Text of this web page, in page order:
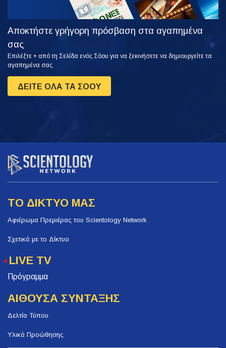
Αποκτήστε γρήγορη πρόσβαση στα αγαπημένα
σας
Επιλέξτε + από τη Σελίδα ενός Σόου για να ξεκινήσετε να δημιουργείτε τα
αγαπημένα σας
ΔΕΙΤΕ ΟΛΑ ΤΑ ΣΟΟΥ
ΤΟ ΔΙΚΤΥΟ ΜΑΣ
Αφιέρωμα Πρεμιέρας του Scientology Network
Σχετικά με το Δίκτυο
LIVE TV
Πρόγραμμα
ΑΙΘΟΥΣΑ ΣΥΝΤΑΞΗΣ
Δελτία Τύπου
Υλικά Προώθησης